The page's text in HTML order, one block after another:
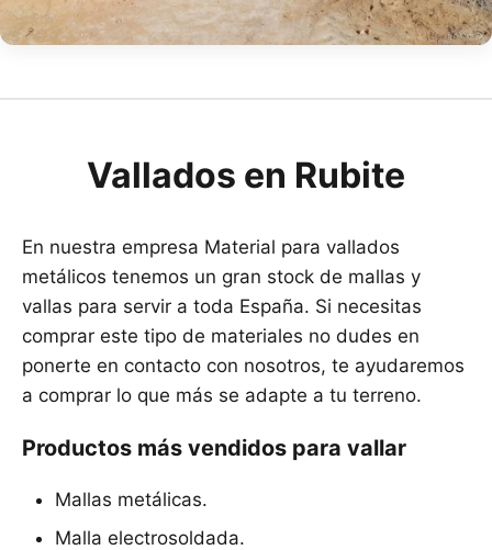
Vallados en Rubite
En nuestra empresa Material para vallados
metálicos tenemos un gran stock de mallas y
vallas para servir a toda España. Si necesitas
comprar este tipo de materiales no dudes en
ponerte en contacto con nosotros, te ayudaremos
a comprar lo que más se adapte a tu terreno.
Productos más vendidos para vallar
Mallas metálicas.
Malla electrosoldada.